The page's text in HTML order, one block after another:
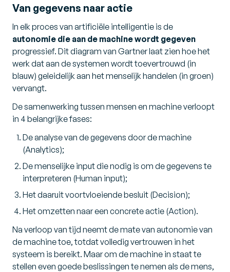
Van gegevens naar actie
In elk proces van artificiële intelligentie is de
autonomie die aan de machine wordt gegeven
progressief. Dit diagram van Gartner laat zien hoe het
werk dat aan de systemen wordt toevertrouwd (in
blauw) geleidelijk aan het menselijk handelen (in groen)
vervangt.
De samenwerking tussen mensen en machine verloopt
in 4 belangrijke fases:
De analyse van de gegevens door de machine
(Analytics);
De menselijke input die nodig is om de gegevens te
interpreteren (Human input);
Het daaruit voortvloeiende besluit (Decision);
Het omzetten naar een concrete actie (Action).
Na verloop van tijd neemt de mate van autonomie van
de machine toe, totdat volledig vertrouwen in het
systeem is bereikt. Maar om de machine in staat te
stellen even goede beslissingen te nemen als de mens,